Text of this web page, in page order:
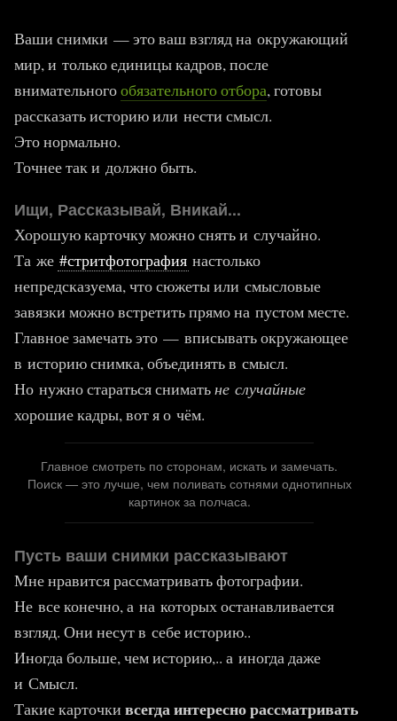
Ваши снимки — это ваш взгляд на окружающий
мир, и только единицы кадров, после
внимательногообязательного отбора, готовы
рассказать историю или нести смысл.
Это нормально.
Точнее так и должно быть.
Ищи, Рассказывай, Вникай...
Хорошую карточку можно снять и случайно.
Та же #стритфотография настолько
непредсказуема, что сюжеты или смысловые
завязки можно встретить прямо на пустом месте.
Главное замечать это — вписывать окружающее
в историю снимка, объединять в смысл.
Но нужно стараться сниматьне случайные
хорошие кадры, вот я о чём.
Главное смотреть по сторонам, искать и замечать.
Поиск — это лучше, чем поливать сотнями однотипных
картинок за полчаса.
Пусть ваши снимки рассказывают
Мне нравится рассматривать фотографии.
Не все конечно, а на которых останавливается
взгляд. Они несут в себе историю..
Иногда больше, чем историю,.. а иногда даже
и Смысл.
Такие карточки всегда интересно рассматривать